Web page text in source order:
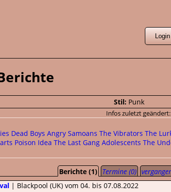
Stil: Punk
Infos zuletzt geändert:
Dead Boys Angry Samoans The Vibrators The
Poison Idea The Last Gang Adolescents The
Berichte (1) Termine (0)
| Blackpool (UK) vom 04. bis 07.08.2022